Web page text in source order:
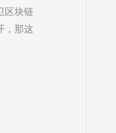
区块链
，那这